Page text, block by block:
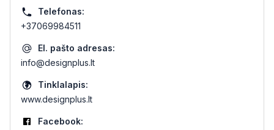
Telefonas:
+37069984511
El. pašto adresas:
info@designplus.lt
Tinklalapis:
www.designplus.lt
Facebook: